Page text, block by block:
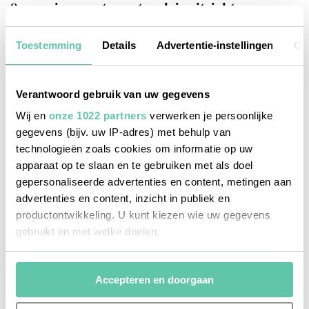
Toestemming Details Advertentie-instellingen
Verantwoord gebruik van uw gegevens
Wij en onze 1022 partners verwerken je persoonlijke
gegevens (bijv. uw IP-adres) met behulp van
technologieën zoals cookies om informatie op uw
apparaat op te slaan en te gebruiken met als doel
gepersonaliseerde advertenties en content, metingen aan
advertenties en content, inzicht in publiek en
productontwikkeling. U kunt kiezen wie uw gegevens
gebruikt en met welke doelen.
Als u het toestaat, willen we ook graag:
Informatie verzamelen over uw geografische
locatie, die tot een paar meter nauwkeurig kan zijn
Accepteren en doorgaan
9 campings met spectaculair uitzicht